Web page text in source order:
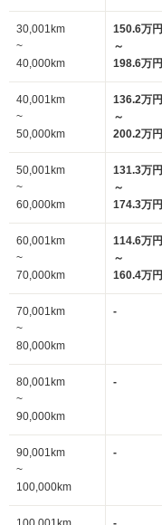
30,001km
~
40,000km
150.6万円
～
198.6万円
40,001km
~
50,000km
136.2万円
～
200.2万円
50,001km
~
60,000km
131.3万円
～
174.3万円
60,001km
~
70,000km
114.6万円
～
160.4万円
70,001km
~
80,000km
-
80,001km
~
90,000km
-
90,001km
~
100,000km
-